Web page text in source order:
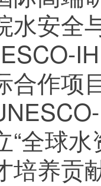
水安全
合作项
“全球
培养贡